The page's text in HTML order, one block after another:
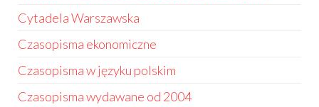
Cytadela Warszawska
Czasopisma ekonomiczne
Czasopisma w języku polskim
Czasopisma wydawane od 2004